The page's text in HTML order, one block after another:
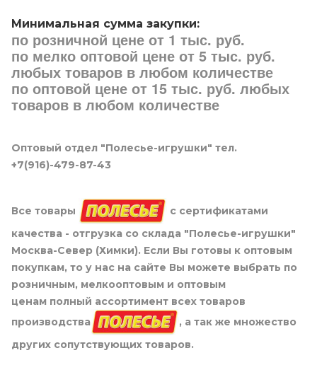
Минимальная сумма закупки:
по розничной цене от 1 тыс. руб.
по мелко оптовой цене от 5 тыс. руб.
любых товаров в любом количестве
по оптовой цене от 15 тыс. руб. любых
товаров в любом количестве
Оптовый отдел "Полесье-игрушки" тел.
+7(916)-479-87-43
Все товары
с сертификатами
качества - отгрузка со склада "Полесье-игрушки"
Москва-Север (Химки). Если Вы готовы к оптовым
покупкам, то у нас на сайте Вы можете выбрать по
розничным, мелкооптовым и оптовым
ценам полный ассортимент всех товаров
производства
, а так же множество
других сопутствующих товаров.